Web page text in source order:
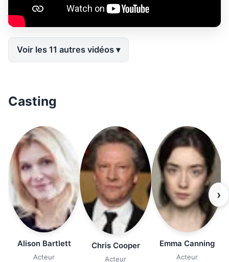
Voir les 11 autres vidéos
Casting
Alison Bartlett
Acteur
Chris Cooper
Acteur
Emma Canning
Acteur
›